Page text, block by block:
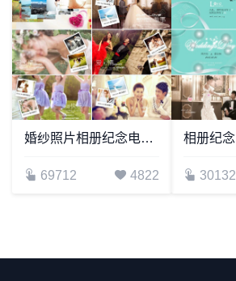
婚纱照片相册纪念电子画册PPT模板
69712 4822 30132